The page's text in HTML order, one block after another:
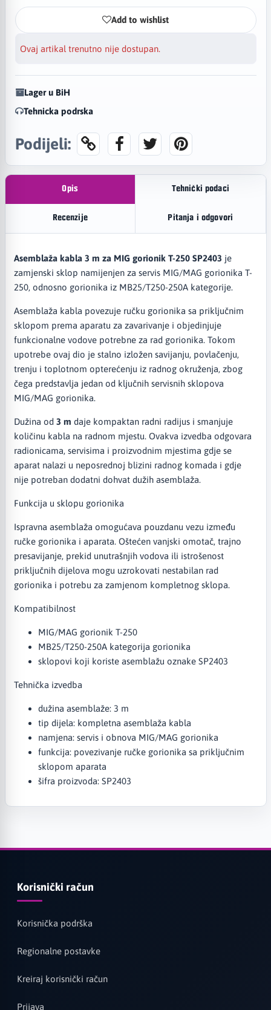
Add to wishlist
Ovaj artikal trenutno nije dostupan.
Lager u BiH
Tehnicka podrska
Podijeli:
Opis Tehnički podaci
Recenzije Pitanja i odgovori
Asemblaža kabla 3 m za MIG gorionik T-250 SP2403 je
zamjenski sklop namijenjen za servis MIG/MAG gorionika T-
250, odnosno gorionika iz MB25/T250-250A kategorije.
Asemblaža kabla povezuje ručku gorionika sa priključnim
sklopom prema aparatu za zavarivanje i objedinjuje
funkcionalne vodove potrebne za rad gorionika. Tokom
upotrebe ovaj dio je stalno izložen savijanju, povlačenju,
trenju i toplotnom opterećenju iz radnog okruženja, zbog
čega predstavlja jedan od ključnih servisnih sklopova
MIG/MAG gorionika.
Dužina od 3 m daje kompaktan radni radijus i smanjuje
količinu kabla na radnom mjestu. Ovakva izvedba odgovara
radionicama, servisima i proizvodnim mjestima gdje se
aparat nalazi u neposrednoj blizini radnog komada i gdje
nije potreban dodatni dohvat dužih asemblaža.
Funkcija u sklopu gorionika
Ispravna asemblaža omogućava pouzdanu vezu između
ručke gorionika i aparata. Oštećen vanjski omotač, trajno
presavijanje, prekid unutrašnjih vodova ili istrošenost
priključnih dijelova mogu uzrokovati nestabilan rad
gorionika i potrebu za zamjenom kompletnog sklopa.
Kompatibilnost
MIG/MAG gorionik T-250
MB25/T250-250A kategorija gorionika
sklopovi koji koriste asemblažu oznake SP2403
Tehnička izvedba
dužina asemblaže: 3 m
tip dijela: kompletna asemblaža kabla
namjena: servis i obnova MIG/MAG gorionika
funkcija: povezivanje ručke gorionika sa priključnim
sklopom aparata
šifra proizvoda: SP2403
Korisnički račun
Korisnička podrška
Regionalne postavke
Kreiraj korisnički račun
Prijava